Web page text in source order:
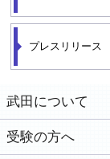
プレスリリース
武田について
受験の方へ